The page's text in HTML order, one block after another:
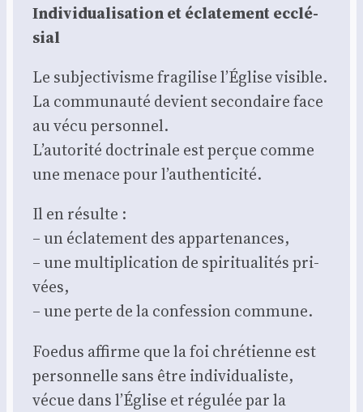
Indi­vi­dua­li­sa­tion et écla­te­ment ecclé­
sial
Le sub­jec­ti­visme fra­gi­lise l’Église visible.
La com­mu­nau­té devient secon­daire face
au vécu per­son­nel.
L’autorité doc­tri­nale est per­çue comme
une menace pour l’authenticité.
Il en résulte :
– un écla­te­ment des appar­te­nances,
– une mul­ti­pli­ca­tion de spi­ri­tua­li­tés pri­
vées,
– une perte de la confes­sion com­mune.
Foe­dus affirme que la foi chré­tienne est
per­son­nelle sans être indi­vi­dua­liste,
vécue dans l’Église et régu­lée par la